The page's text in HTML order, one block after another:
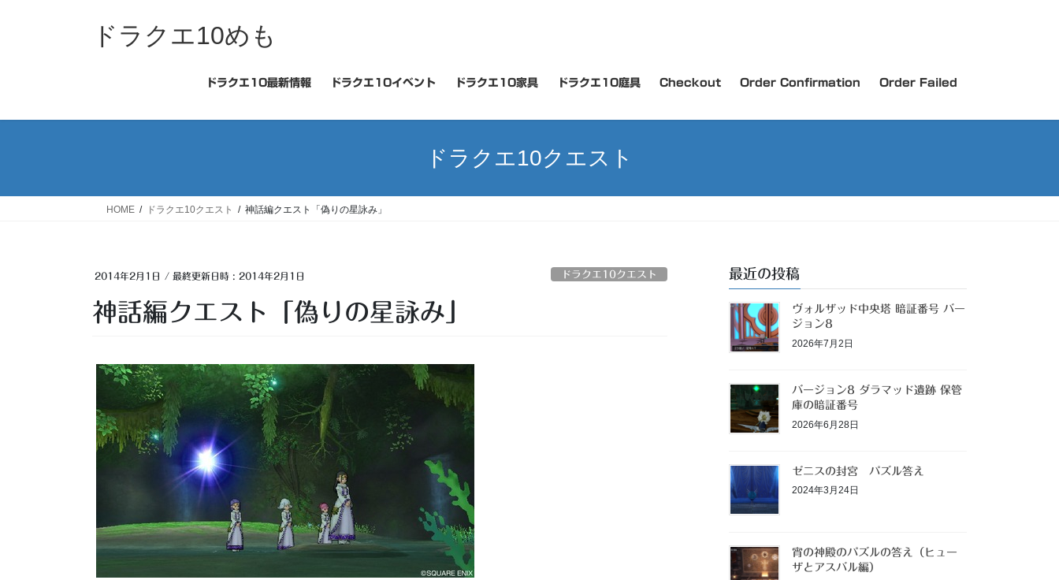
ス
ン
ドラクエ10めも
ドラクエ10最新情報 ドラクエ10イベント ドラクエ10家具 ドラクエ10庭具 Checkout Order Confirmation Order Failed
ドラクエ10クエスト
HOME ドラクエ10クエスト 神話編クエスト「偽りの星詠み」
2014年2月1日 / 最終更新日時 : 2014年2月1日 ドラクエ10クエスト
神話編クエスト「偽りの星詠み」
最近の投稿
ヴォルザッド中央塔 暗証番号 バー
ジョン8
2026年7月2日
バージョン8 ダラマッド遺跡 保管
庫の暗証番号
2026年6月28日
ゼニスの封宮 パズル答え
2024年3月24日
宵の神殿のパズルの答え（ヒュー
ザとアスバル編）